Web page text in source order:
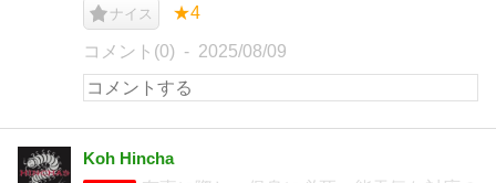
ナイス ★4
コメント(0) 2025/08/09
Koh Hincha